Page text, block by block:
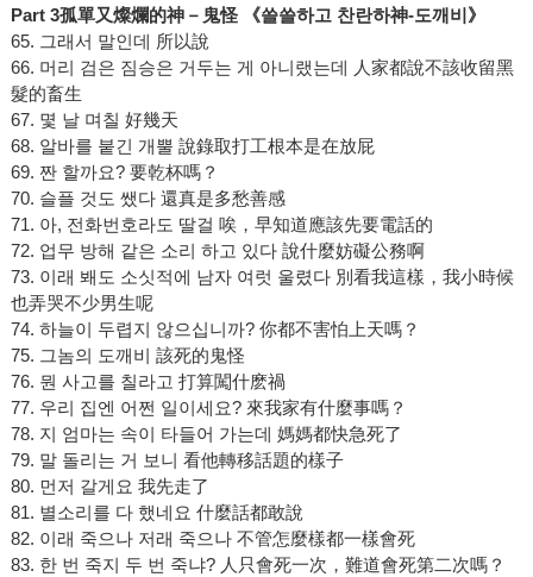
Part 3孤單又燦爛的神－ 鬼怪 《쓸쓸하고 찬란하神-도깨비》
65. 그래서 말인데 所以說
66. 머리 검은 짐승은 거두는 게 아니랬는데 人家都說不該收留黑
髮的畜生
67. 몇 날 며칠 好幾天
68. 알바를 붙긴 개뿔 說錄取打工根本是在放屁
69. 짠 할까요? 要乾杯嗎？
70. 슬플 것도 쌨다 還真是多愁善感
71. 아, 전화번호라도 딸걸 唉，早知道應該先要電話的
72. 업무 방해 같은 소리 하고 있다 說什麼妨礙公務啊
73. 이래 봬도 소싯적에 남자 여럿 울렸다 別看我這樣，我小時候
也弄哭不少男生呢
74. 하늘이 두렵지 않으십니까? 你都不害怕上天嗎？
75. 그놈의 도깨비 該死的鬼怪
76. 뭔 사고를 칠라고 打算闖什麽禍
77. 우리 집엔 어쩐 일이세요? 來我家有什麼事嗎？
78. 지 엄마는 속이 타들어 가는데 媽媽都快急死了
79. 말 돌리는 거 보니 看他轉移話題的樣子
80. 먼저 갈게요 我先走了
81. 별소리를 다 했네요 什麼話都敢說
82. 이래 죽으나 저래 죽으나 不管怎麼樣都一樣會死
83. 한 번 죽지 두 번 죽냐? 人只會死一次，難道會死第二次嗎？